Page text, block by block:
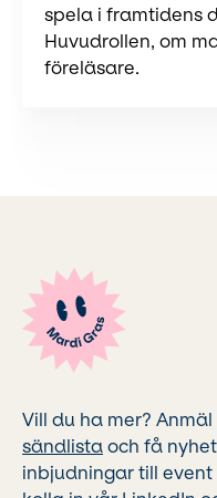
spela i framtidens
Huvudrollen, om
föreläsare.
Vill du ha mer?
sändlista och få
inbjudningar till